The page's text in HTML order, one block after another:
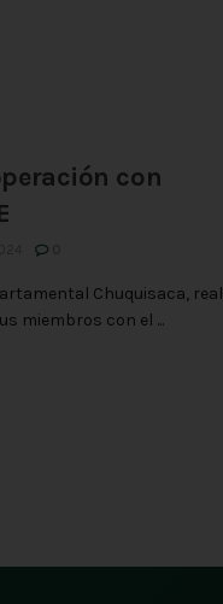
con
Chuquisaca,
miembros con el ...